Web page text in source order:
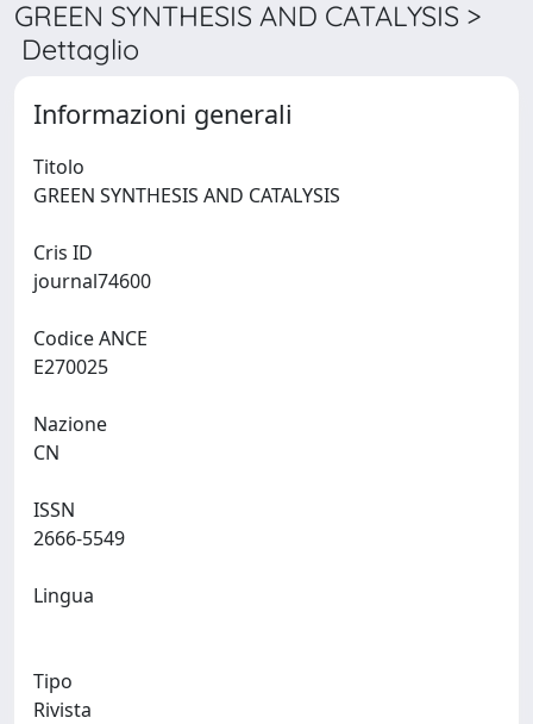
GREEN SYNTHESIS AND CATALYSIS >
Dettaglio
Informazioni generali
Titolo
Cris ID
Codice ANCE
Nazione
ISSN
Lingua
Tipo
Rivista